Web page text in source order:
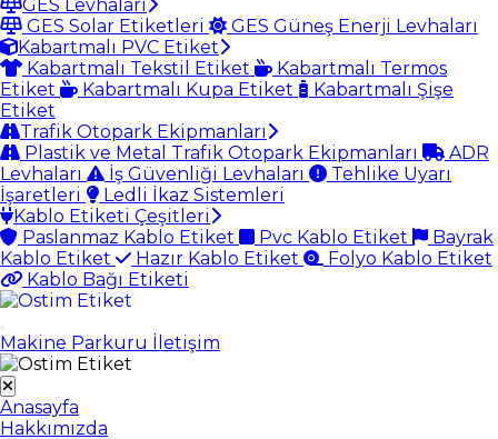
GES Levhaları
GES Solar Etiketleri
GES Güneş Enerji Levhaları
Kabartmalı PVC Etiket
Kabartmalı Tekstil Etiket
Kabartmalı Termos
Etiket
Kabartmalı Kupa Etiket
Kabartmalı Şişe
Etiket
Trafik Otopark Ekipmanları
Plastik ve Metal Trafik Otopark Ekipmanları
ADR
Levhaları
İş Güvenliği Levhaları
Tehlike Uyarı
İşaretleri
Ledli İkaz Sistemleri
Kablo Etiketi Çeşitleri
Paslanmaz Kablo Etiket
Pvc Kablo Etiket
Bayrak
Kablo Etiket
Hazır Kablo Etiket
Folyo Kablo Etiket
Kablo Bağı Etiketi
Makine Parkuru İletişim
Anasayfa
Hakkımızda